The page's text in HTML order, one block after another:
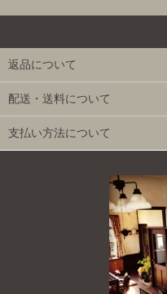
返品について
配送・送料について
支払い方法について